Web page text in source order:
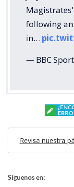
following
in…
— BBC
Revisa nuestra
Síguenos en: